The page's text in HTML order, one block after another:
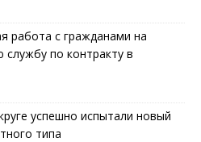
работа с гражданами на
по контракту в
успешно испытали новый
типа